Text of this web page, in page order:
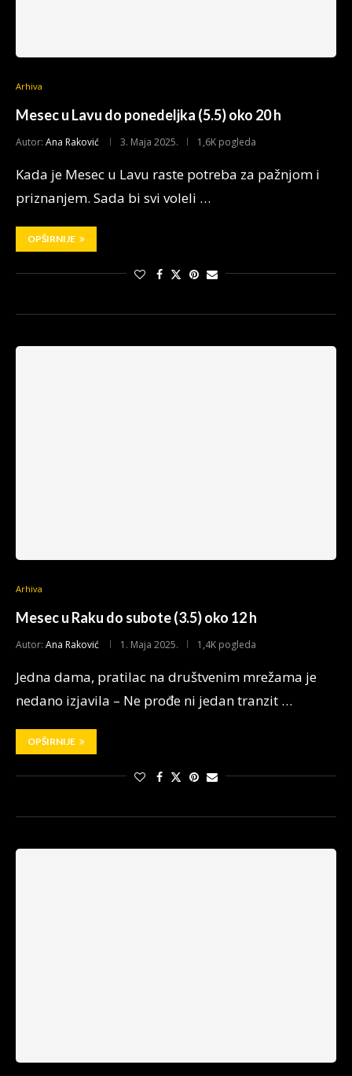
Arhiva
Mesec u Lavu do ponedeljka (5.5) oko 20 h
Autor: Ana Raković 3. Maja 2025. 1,6K pogleda
Kada je Mesec u Lavu raste potreba za pažnjom i
priznanjem. Sada bi svi voleli …
OPŠIRNIJE
Arhiva
Mesec u Raku do subote (3.5) oko 12 h
Autor: Ana Raković 1. Maja 2025. 1,4K pogleda
Jedna dama, pratilac na društvenim mrežama je
nedano izjavila – Ne prođe ni jedan tranzit …
OPŠIRNIJE